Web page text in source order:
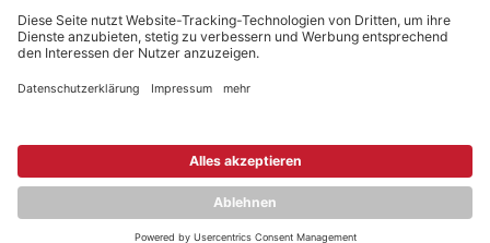
Impressum,Legal notice
Datenschutz,Privacy policy
YouTube
Dokumente zur Produktkonformität
Deutsch Englisch